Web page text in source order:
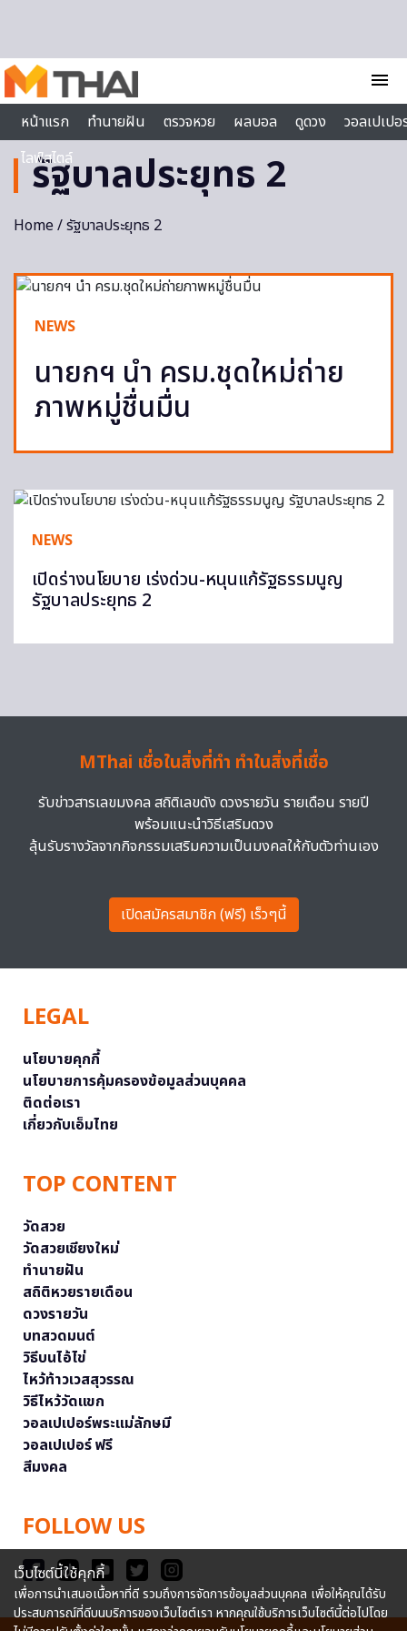
menu
หน้าแรก
ทำนายฝัน ตรวจหวย ผลบอล ดูดวง
วอลเปเป
ไลฟ์สไตล์
รัฐบาลประยุทธ 2
Home/ รัฐบาลประยุทธ 2
NEWS
นายกฯ นำ ครม.ชุดใหม่ถ่าย
ภาพหมู่ชื่นมื่น
NEWS
เปิดร่างนโยบาย เร่งด่วน-หนุนแก้รัฐธรรมนูญ
รัฐบาลประยุทธ 2
MThai เชื่อในสิ่งที่ทำ ทำในสิ่งที่เชื่อ
รับข่าวสารเลขมงคล สถิติเลขดัง ดวงรายวัน รายเดือน รายปี
พร้อมแนะนำวิธีเสริมดวง
ลุ้นรับรางวัลจากกิจกรรมเสริมความเป็นมงคลให้กับตัวท่านเอง
เปิดสมัครสมาชิก (ฟรี) เร็วๆนี้
LEGAL
นโยบายคุกกี้
นโยบายการคุ้มครองข้อมูลส่วนบุคคล
ติดต่อเรา
เกี่ยวกับเอ็มไทย
TOP CONTENT
วัดสวย
วัดสวยเชียงใหม่
ทำนายฝัน
สถิติหวยรายเดือน
ดวงรายวัน
บทสวดมนต์
วิธีบนไอ้ไข่
ไหว้ท้าวเวสสุวรรณ
วิธีไหว้วัดแขก
วอลเปเปอร์พระแม่ลักษมี
วอลเปเปอร์ ฟรี
สีมงคล
FOLLOW US
เว็บไซต์นี้ใช้คุกกี้
เพื่อการนำเสนอเนื้อหาที่ดี รวมถึงการจัดการข้อมูลส่วนบุคคล เพื่อให้คุณได้รับ
ประสบการณ์ที่ดีบนบริการของเว็บไซต์เรา หากคุณใช้บริการเว็บไซต์นี้ต่อไปโดย